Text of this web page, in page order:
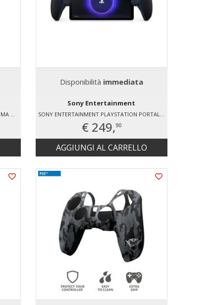
Disponibilità immediata
Sony Entertainment
€ 249,90
AGGIUNGI AL CARRELLO